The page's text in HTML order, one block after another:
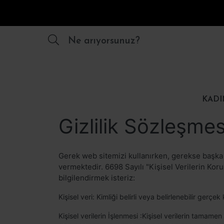
Ne arıyorsunuz?
Gizlilik
Gerek web sitemizi kullanırken, gerekse
vermektedir. 6698 Sayılı "Kişisel Verilerin
bilgilendirmek isteriz:
Kişisel veri: Kimliği belirli veya belirlenebilir gerçek
Kişisel verilerin İşlenmesi :Kişisel verilerin